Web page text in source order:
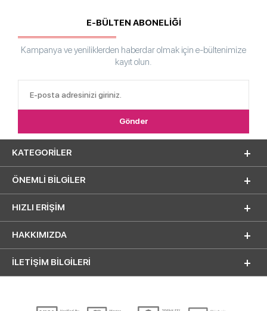
E-BÜLTEN ABONELİĞİ
Kampanya ve yeniliklerden haberdar olmak için e-bültenimize
kayıt olun.
KATEGORILER
ÖNEMLI BILGILER
HIZLI ERIŞIM
HAKKIMIZDA
İLETİŞİM BİLGİLERİ